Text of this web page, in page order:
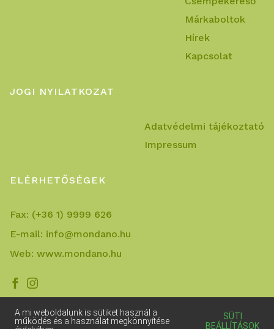
Márkaboltok
Hírek
Kapcsolat
JOGI NYILATKOZAT
Adatvédelmi tájékoztató
Impressum
ELÉRHETŐSÉGEK
Fax: (+36 1) 9999 626
E-mail: info@mondano.hu
Web: www.mondano.hu
 
A mi weboldalunk is sütiket használ a
működés és a használat megkönnyítése
SÜTI
BEÁLLÍTÁSOK